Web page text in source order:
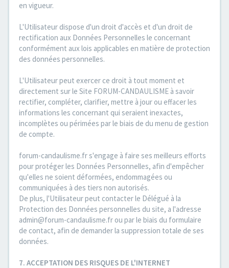
en vigueur.
L'Utilisateur dispose d'un droit d'accès et d'un droit de
rectification aux Données Personnelles le concernant
conformément aux lois applicables en matière de protection
des données personnelles.
L'Utilisateur peut exercer ce droit à tout moment et
directement sur le Site FORUM-CANDAULISME à savoir
rectifier, compléter, clarifier, mettre à jour ou effacer les
informations les concernant qui seraient inexactes,
incomplètes ou périmées par le biais de du menu de gestion
de compte.
forum-candaulisme.fr s'engage à faire ses meilleurs efforts
pour protéger les Données Personnelles, afin d'empêcher
qu'elles ne soient déformées, endommagées ou
communiquées à des tiers non autorisés.
De plus, l'Utilisateur peut contacter le Délégué à la
Protection des Données personnelles du site, a l'adresse
admin@forum-candaulisme.fr ou par le biais du formulaire
de contact, afin de demander la suppression totale de ses
données.
7. ACCEPTATION DES RISQUES DE L'INTERNET